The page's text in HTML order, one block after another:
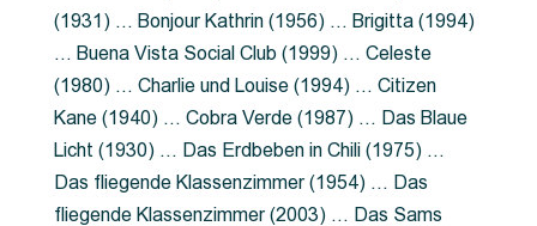
(1931) … Bonjour Kathrin (1956) … Brigitta (1994)
… Buena Vista Social Club (1999) … Celeste
(1980) … Charlie und Louise (1994) … Citizen
Kane (1940) … Cobra Verde (1987) … Das Blaue
Licht (1930) … Das Erdbeben in Chili (1975) …
Das fliegende Klassenzimmer (1954) … Das
fliegende Klassenzimmer (2003) … Das Sams